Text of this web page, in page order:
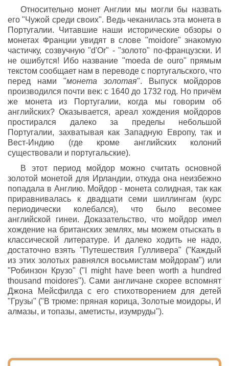
Относительно монет Англии мы могли бы назвать
его "Чужой среди своих". Ведь чеканилась эта монета в
Португалии. Читавшие наши исторические обзоры о
монетах Франции увидят в слове "moidore" знакомую
частичку, созвучную "d'Or" - "золото" по-французски. И
не ошибутся! Ибо название "moeda de ouro" прямым
текстом сообщает нам в переводе с португальского, что
перед нами "монета золотая". Выпуск мойдоров
производился почти век: с 1640 до 1732 год. Но причём
же монета из Португалии, когда мы говорим об
английских? Оказывается, ареал хождения мойдоров
простирался далеко за пределы небольшой
Португалии, захватывая как Западную Европу, так и
Вест-Индию (где кроме английских колоний
существовали и португальские).
В этот период мойдор можно считать основной
золотой монетой для Ирландии, откуда она неизбежно
попадала в Англию. Мойдор - монета солидная, так как
приравнивалась к двадцати семи шиллингам (курс
периодически колебался), что было весомее
английской гинеи. Доказательство, что мойдор имел
хождение на британских землях, мы можем отыскать в
классической литературе. И далеко ходить не надо,
достаточно взять "Путешествия Гулливера" ("Каждый
из этих золотых равнялся восьмистам мойдорам") или
"Робинзон Крузо" ("I might have been worth a hundred
thousand moidores"). Сами англичане скорее вспомнят
Джона Мейсфилда с его стихотворением для детей
"Грузы" ("В трюме: пряная корица, Золотые моидоры, И
алмазы, и топазы, аметисты, изумруды").